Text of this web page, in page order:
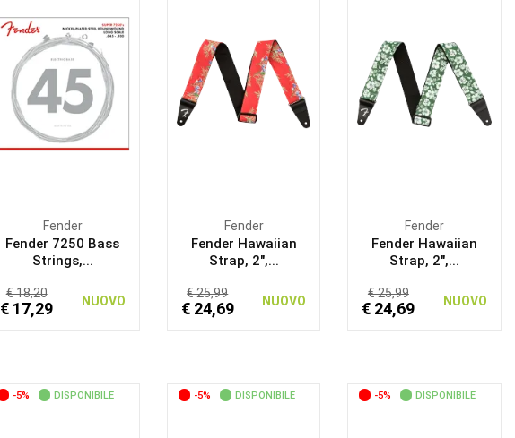
Fender
Fender 7250 Bass
Strings,...
€ 18,20
€ 17,29 NUOVO
Fender
Fender Hawaiian
Strap, 2",...
€ 25,99
€ 24,69 NUOVO
Fender
Fender Hawaiian
Strap, 2",...
€ 25,99
€ 24,69 NUOVO
-5% DISPONIBILE -5% DISPONIBILE -5% DISPONIBILE